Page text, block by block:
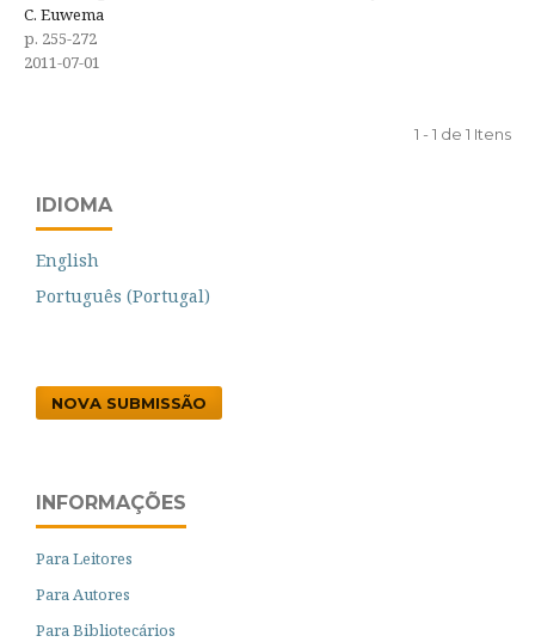
C. Euwema
p. 255-272
2011-07-01
1 - 1 de 1 Itens
IDIOMA
English
Português (Portugal)
NOVA SUBMISSÃO
INFORMAÇÕES
Para Leitores
Para Autores
Para Bibliotecários